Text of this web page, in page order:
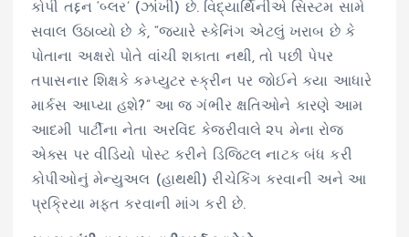
કોપી તદ્દન ‘બ્લર’ (ઝાંખી) છે. વિદ્યાર્થિનીએ સિસ્ટમ સામે
સવાલ ઉઠાવ્યો છે કે, “જ્યારે સ્કેનિંગ એટલું ખરાબ છે કે
પોતાના અક્ષરો પોતે વાંચી શકાતા નથી, તો પછી પેપર
તપાસનાર શિક્ષકે કમ્પ્યુટર સ્ક્રીન પર જોઈને કયા આધારે
માર્કસ આપ્યા હશે?” આ જ ગંભીર ક્ષતિઓને કારણે આમ
આદમી પાર્ટીના નેતા અરવિંદ કેજરીવાલે ૨૫ મેના રોજ
એક્સ પર વીડિયો પોસ્ટ કરીને ડિજિટલ નાટક બંધ કરી
કોપીઓનું મેન્યુઅલ (હાથથી) રીચેકિંગ કરવાની અને આ
પ્રક્રિયા મફત કરવાની માંગ કરી છે.